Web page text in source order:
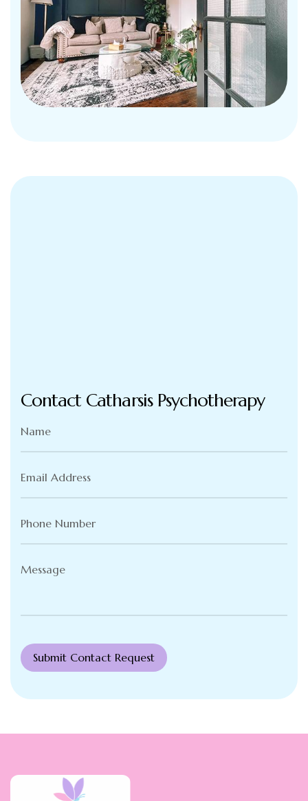
Contact Catharsis Psychotherapy
Name
Email
Address(Required)
Phone
Number(Required)
Message
Submit Contact Request